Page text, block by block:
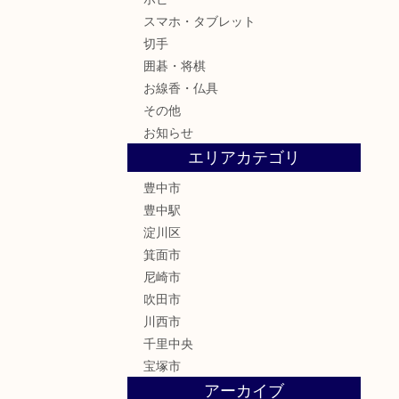
スマホ・タブレット
切手
囲碁・将棋
お線香・仏具
その他
お知らせ
エリアカテゴリ
豊中市
豊中駅
淀川区
箕面市
尼崎市
吹田市
川西市
千里中央
宝塚市
アーカイブ